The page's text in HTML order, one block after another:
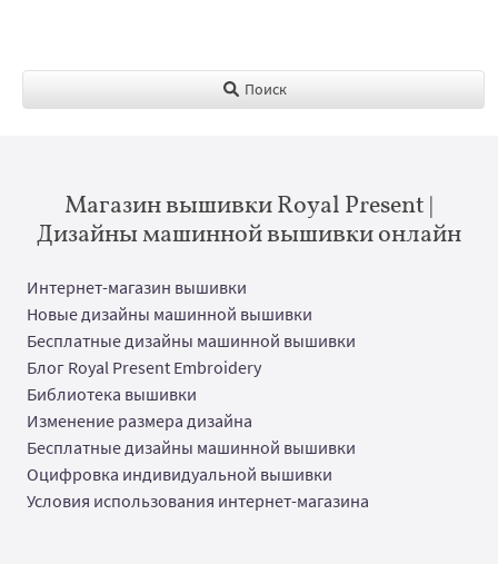
Поиск
Магазин вышивки Royal Present |
Дизайны машинной вышивки онлайн
Интернет-магазин вышивки
Новые дизайны машинной вышивки
Бесплатные дизайны машинной вышивки
Блог Royal Present Embroidery
Библиотека вышивки
Изменение размера дизайна
Бесплатные дизайны машинной вышивки
Оцифровка индивидуальной вышивки
Условия использования интернет-магазина